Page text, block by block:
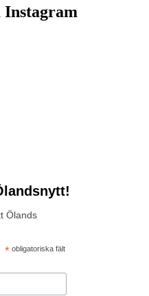
Ölands
*obligatoriska fält